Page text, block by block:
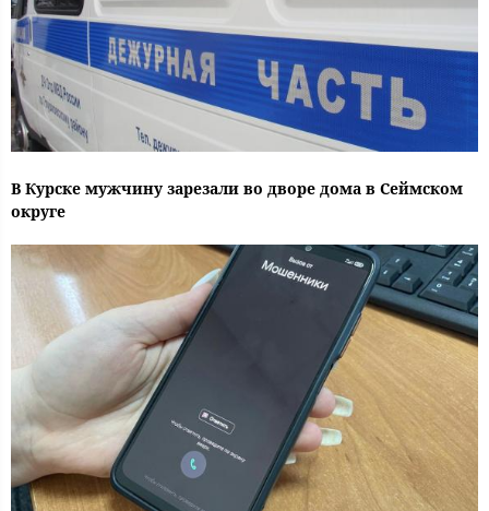
В Курске мужчину зарезали во дворе дома в Сеймском
округе